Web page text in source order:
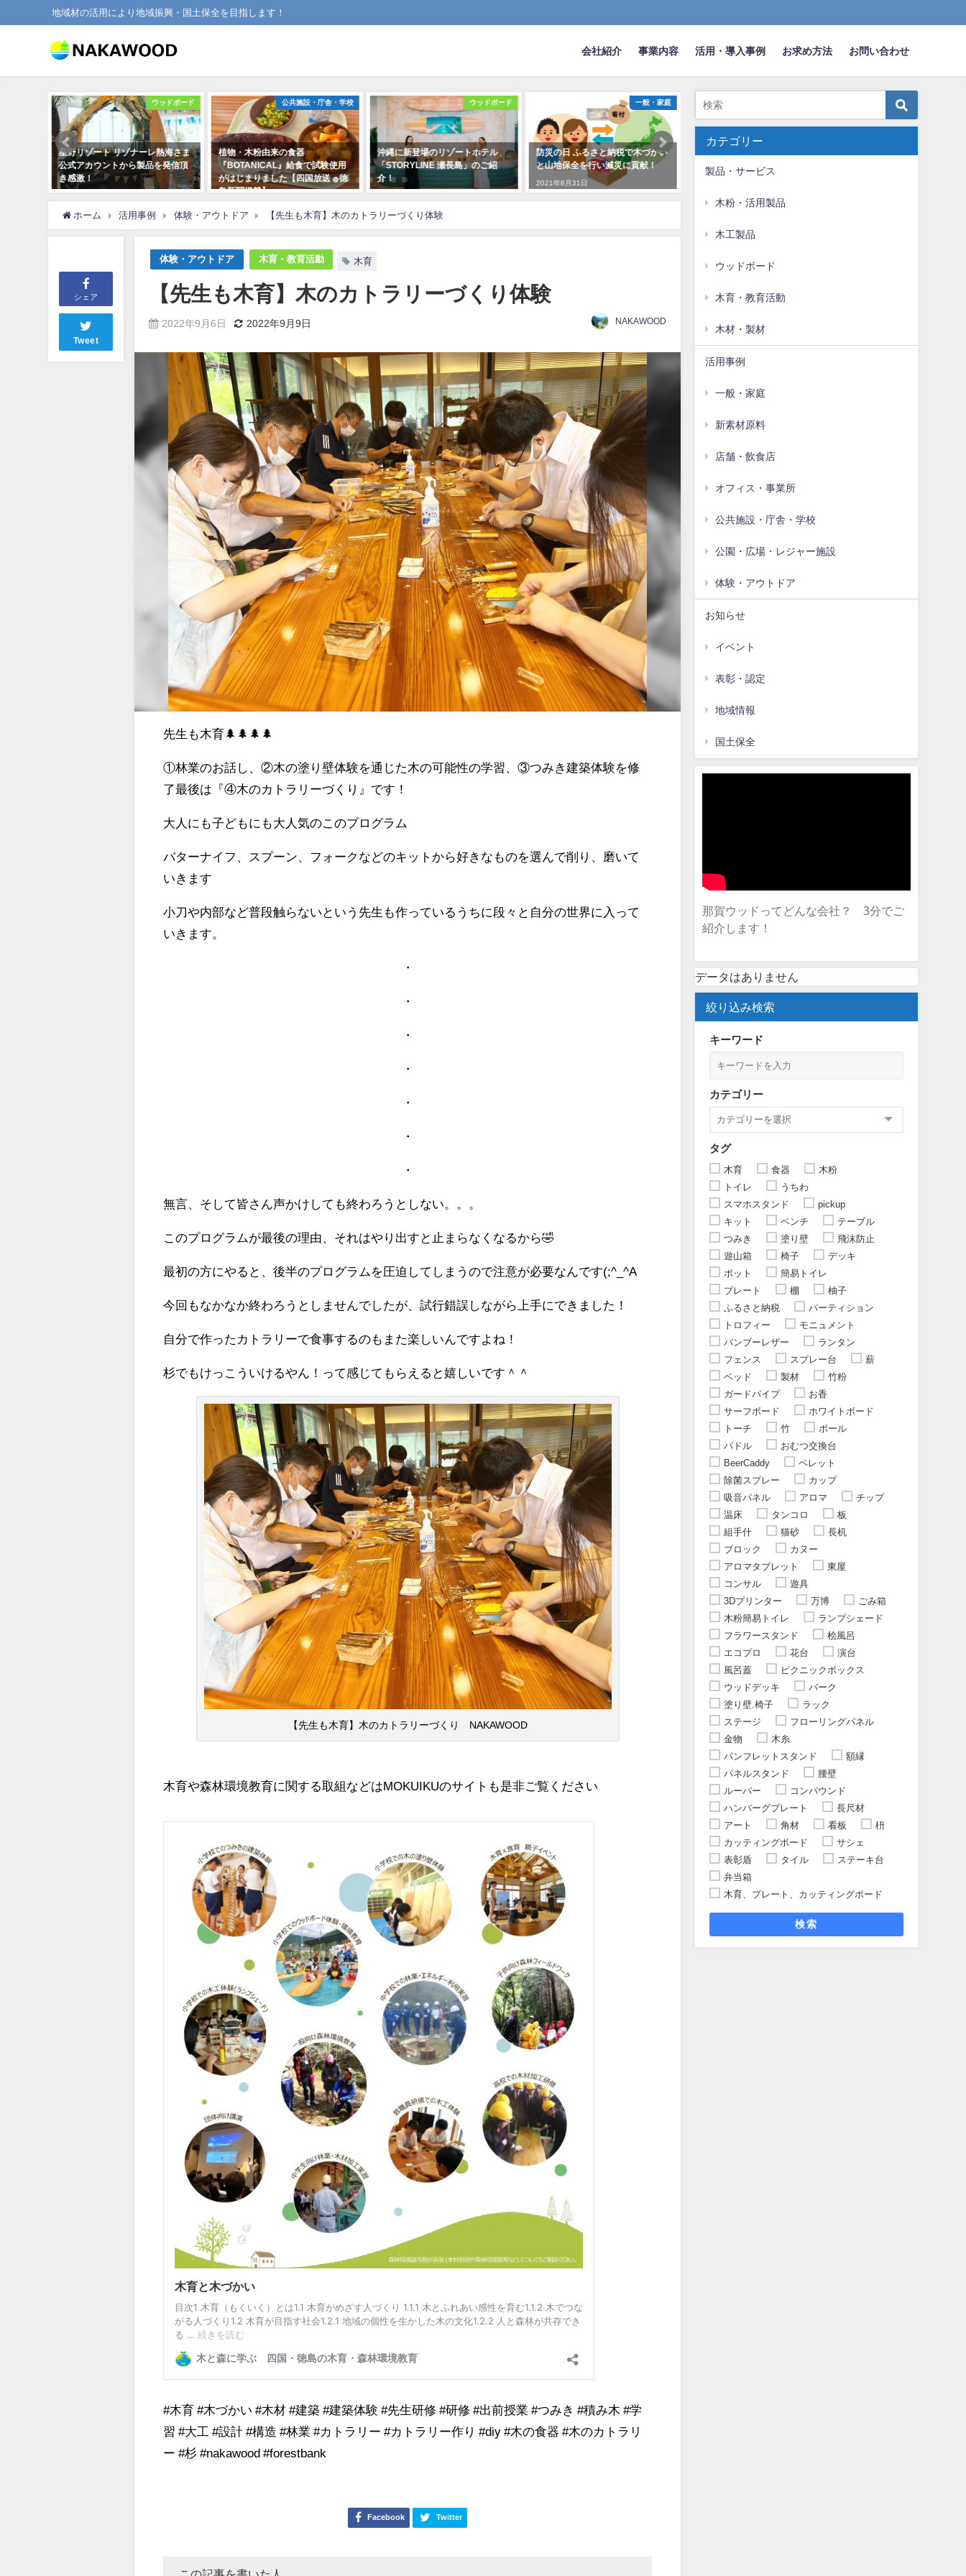
地域材の活用により地域振興・国土保全を目指します！
会社紹介 事業内容 活用・導入事例 お求め方法 お問い合わせ
公共施設・庁舎・学校
植物・木粉由来の食器
『BOTANICAL』給食で試験使用
がはじまりました【四国放送・徳
島新聞掲載】
ウッドボード
沖縄に新登場のリゾートホテル
「STORYLINE 瀬長島」のご紹
介！
一般・家庭
防災の日 ふるさと納税で木づかい
と山地保全を行い減災に貢献！
2021年8月31日
木育・教育活動
2023年11月19日 阿波銀行さん本
店にて木育イベント開催！
2023年11月1日
レ」を導入頂きました！
ホーム 活用事例 体験・アウトドア 【先生も木育】木のカトラリーづくり体験
シェア
Tweet
体験・アウトドア 木育・教育活動 木育
【先生も木育】木のカトラリーづくり体験
2022年9月6日 2022年9月9日 NAKAWOOD
先生も木育🌲🌲🌲🌲
①林業のお話し、②木の塗り壁体験を通じた木の可能性の学習、③つみき建築体験を修
了最後は『④木のカトラリーづくり』です！
大人にも子どもにも大人気のこのプログラム
バターナイフ、スプーン、フォークなどのキットから好きなものを選んで削り、磨いて
いきます
小刀や内部など普段触らないという先生も作っているうちに段々と自分の世界に入って
いきます。
・
・
・
・
・
・
・
無言、そして皆さん声かけしても終わろうとしない。。。
このプログラムが最後の理由、それはやり出すと止まらなくなるから🤣
最初の方にやると、後半のプログラムを圧迫してしまうので注意が必要なんです(;^_^A
今回もなかなか終わろうとしませんでしたが、試行錯誤しながら上手にできました！
自分で作ったカトラリーで食事するのもまた楽しいんですよね！
杉でもけっこういけるやん！って感じてもらえると嬉しいです＾＾
【先生も木育】木のカトラリーづくり NAKAWOOD
木育や森林環境教育に関する取組などはMOKUIKUのサイトも是非ご覧ください
#木育 #木づかい #木材 #建築 #建築体験 #先生研修 #研修 #出前授業 #つみき #積み木 #学
習 #大工 #設計 #構造 #林業 #カトラリー #カトラリー作り #diy #木の食器 #木のカトラリ
ー #杉 #nakawood #forestbank
Facebook Twitter
この記事を書いた人
カテゴリー
製品・サービス
木粉・活用製品
木工製品
ウッドボード
木育・教育活動
木材・製材
活用事例
一般・家庭
新素材原料
店舗・飲食店
オフィス・事業所
公共施設・庁舎・学校
公園・広場・レジャー施設
体験・アウトドア
お知らせ
イベント
表彰・認定
地域情報
国土保全
那賀ウッドってどんな会社？ 3分でご
紹介します！
データはありません
絞り込み検索
キーワード
カテゴリー
タグ
木育 食器
木粉
トイレ
うちわ
スマホスタンド
pickup
キット
ベンチ
テーブル
つみき
塗り壁
飛沫防止
遊山箱
椅子
デッキ
ポット
簡易トイレ
プレート
棚
柚子
ふるさと納税
パーティション
トロフィー
モニュメント
バンブーレザー
ランタン
フェンス
スプレー台
薪
ベッド
製材
竹粉
ガードパイプ
お香
サーフボード
ホワイトボード
トーチ
竹
ポール
パドル
おむつ交換台
BeerCaddy
ペレット
除菌スプレー
カップ
吸音パネル
アロマ
チップ
温床
タンコロ
板
組手什
猫砂
長机
ブロック
カヌー
アロマタブレット
東屋
コンサル
遊具
3Dプリンター
万博
ごみ箱
木粉簡易トイレ
ランプシェード
フラワースタンド
桧風呂
エコプロ
花台
演台
風呂蓋
ピクニックボックス
ウッドデッキ
バーク
塗り壁.椅子
ラック
ステージ
フローリングパネル
金物
木糸
パンフレットスタンド
額縁
パネルスタンド
腰壁
ルーバー
コンパウンド
ハンバーグプレート
長尺材
アート
角材 看板
枡
カッティングボード
サシェ
表彰盾
タイル
ステーキ台
弁当箱
木育、プレート、カッティングボード
検索